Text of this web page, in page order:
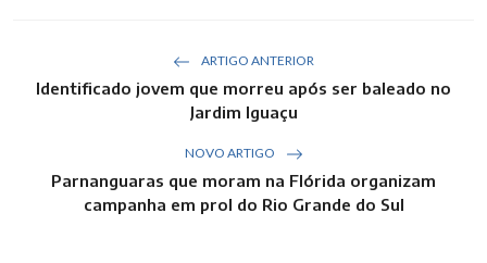
ARTIGO ANTERIOR
Identificado jovem que morreu após ser baleado no
Jardim Iguaçu
NOVO ARTIGO
Parnanguaras que moram na Flórida organizam
campanha em prol do Rio Grande do Sul